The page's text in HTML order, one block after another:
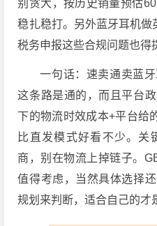
别贪大，按历史销量预估
稳扎稳打。另外蓝牙耳机
税务申报这些合规问题也得
一句话：速卖通卖蓝
这条路是通的，而且平台
下的物流时效成本+平台给
比直发模式好看不少。关
商，别在物流上掉链子。
值得考虑，当然具体选择
规划来判断，适合自己的才